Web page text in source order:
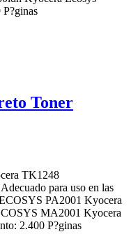
Toner
TK1248
para uso en las
PA2001 Kyocera
MA2001 Kyocera
2.400 P?ginas